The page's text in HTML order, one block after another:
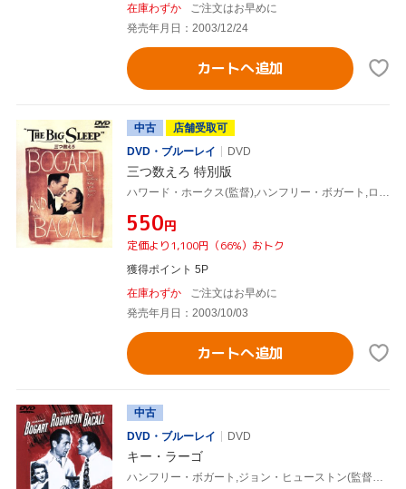
在庫わずか
ご注文はお早めに
発売年月日：2003/12/24
カートへ追加
中古
店舗受取可
DVD・ブルーレイ
DVD
三つ数えろ 特別版
¥550円
定価より1,100円（66%）おトク
獲得ポイント 5P
在庫わずか
ご注文はお早めに
発売年月日：2003/10/03
カートへ追加
中古
DVD・ブルーレイ
DVD
キー・ラーゴ